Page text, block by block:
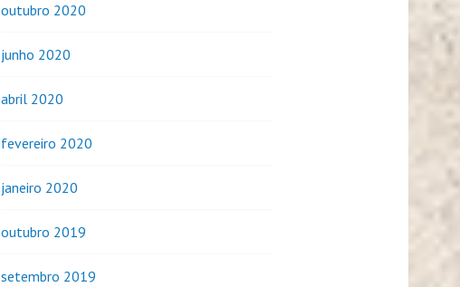
outubro 2020
junho 2020
abril 2020
fevereiro 2020
janeiro 2020
outubro 2019
setembro 2019